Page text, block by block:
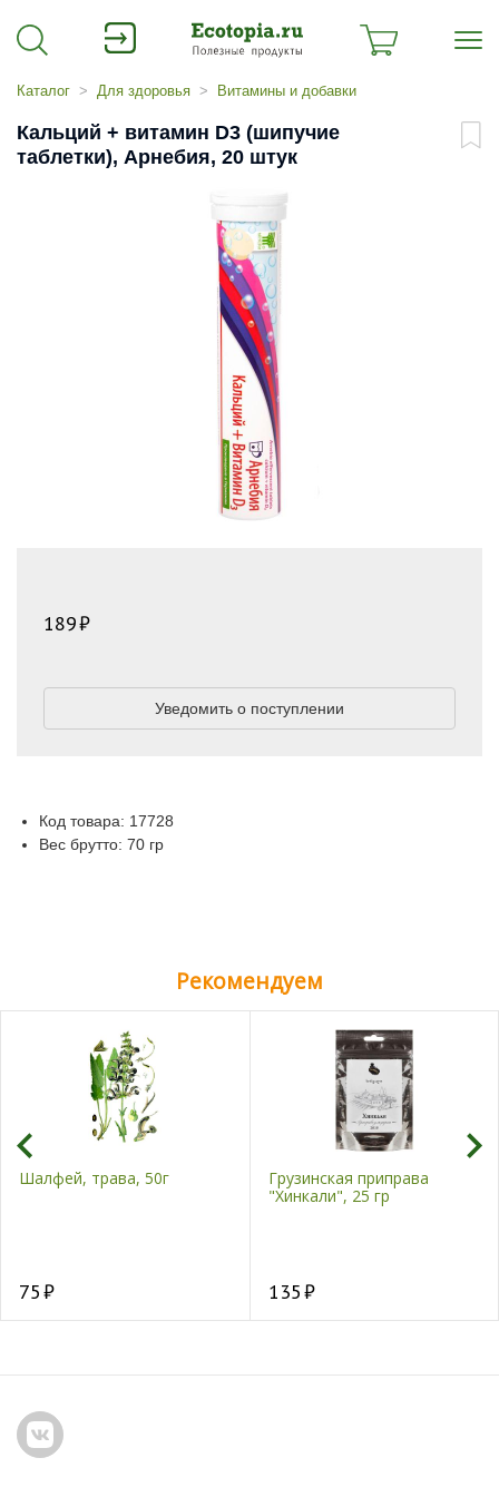
Каталог Для здоровья Витамины и добавки
Кальций + витамин D3 (шипучие
таблетки), Арнебия, 20 штук
Код товара: 17728
Вес брутто: 70 гр
189
Уведомить о поступлении
Рекомендуем
Шалфей, трава, 50г
75
Грузинская приправа
"Хинкали", 25 гр
135